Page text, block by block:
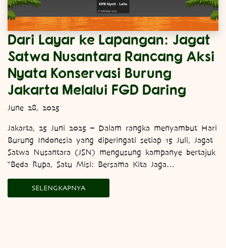
Dari Layar ke Lapangan: Jagat
Satwa Nusantara Rancang Aksi
Nyata Konservasi Burung
Jakarta Melalui FGD Daring
June 28, 2025
Jakarta, 25 Juni 2025 – Dalam rangka menyambut Hari
Burung Indonesia yang diperingati setiap 15 Juli, Jagat
Satwa Nusantara (JSN) mengusung kampanye bertajuk
“Beda Rupa, Satu Misi: Bersama Kita Jaga…
SELENGKAPNYA